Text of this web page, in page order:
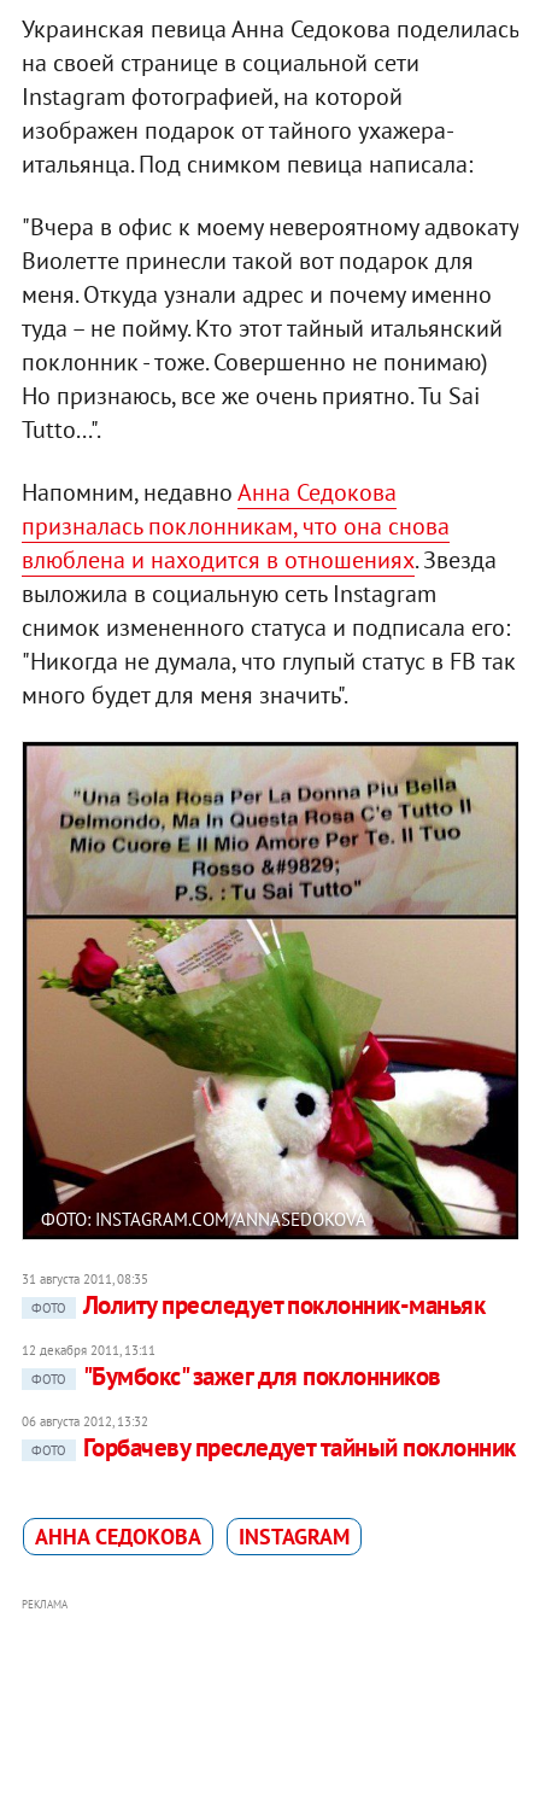
Украинская певица Анна Седокова поделилась
на своей странице в социальной сети
Instagram фотографией, на которой
изображен подарок от тайного ухажера-
итальянца. Под снимком певица написала:
"Вчера в офис к моему невероятному адвокату
Виолетте принесли такой вот подарок для
меня. Откуда узнали адрес и почему именно
туда – не пойму. Кто этот тайный итальянский
поклонник - тоже. Совершенно не понимаю)
Но признаюсь, все же очень приятно. Tu Sai
Tutto...".
Напомним, недавноАнна Седокова
призналась поклонникам, что она снова
влюблена и находится в отношениях. Звезда
выложила в социальную сеть Instagram
снимок измененного статуса и подписала его:
"Никогда не думала, что глупый статус в FB так
много будет для меня значить".
ФОТО: INSTAGRAM.COM/ANNASEDOKOVA
31 августа 2011, 08:35
ФОТО
Лолиту преследует поклонник-маньяк
12 декабря 2011, 13:11
ФОТО
"Бумбокс" зажег для поклонников
06 августа 2012, 13:32
ФОТО
Горбачеву преследует тайный поклонник
АННА СЕДОКОВА INSTAGRAM
РЕКЛАМА